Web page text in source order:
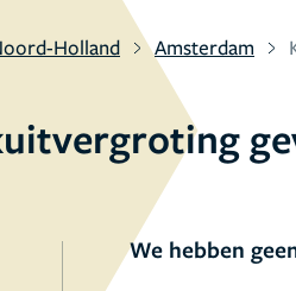
Holland Amsterdam
We hebben